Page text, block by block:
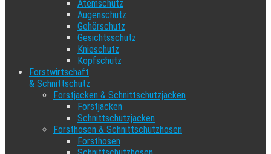
Atemschutz
Augenschutz
Gehörschutz
Gesichtsschutz
Knieschutz
Kopfschutz
Forstwirtschaft
& Schnittschutz
Forstjacken & Schnittschutzjacken
Forstjacken
Schnittschutzjacken
Forsthosen & Schnittschutzhosen
Forsthosen